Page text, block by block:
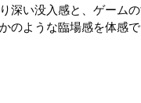
深い没入感と、ゲーム
のような臨場感を体感で